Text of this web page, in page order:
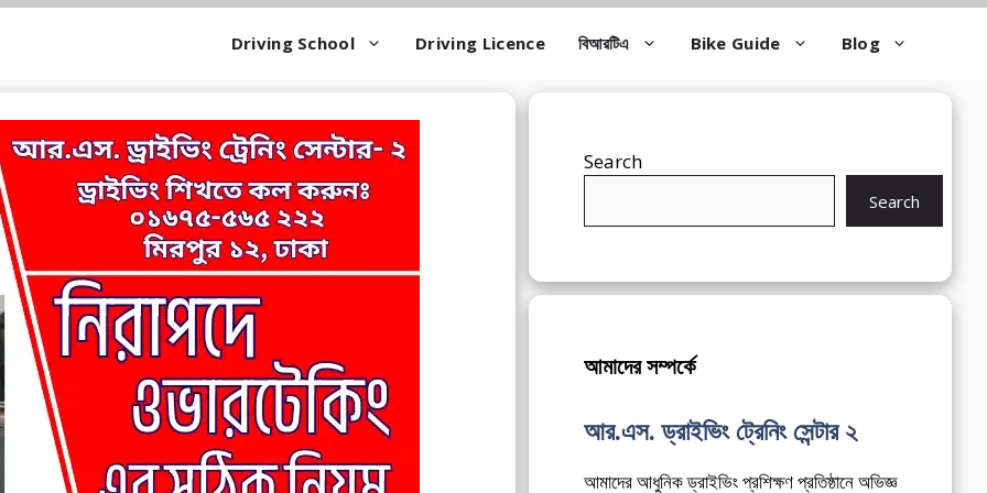
Driving School Driving Licence বিআরটিএ Bike Guide Blog
Search
Search
আমাদের সম্পর্কে
আর.এস. ড্রাইভিং ট্রেনিং সেন্টার ২
আমাদের আধুনিক ড্রাইভিং প্রশিক্ষণ প্রতিষ্ঠানে অভিজ্ঞ